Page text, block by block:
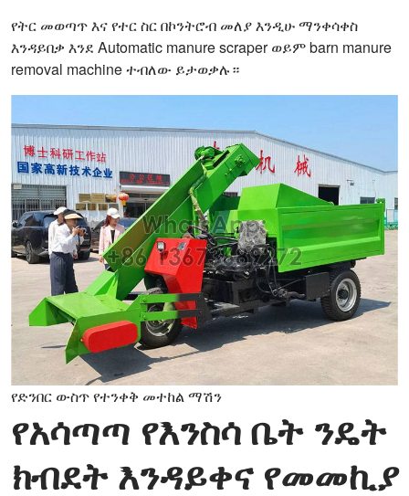
የትር መወጣጥ እና የተር ስር በኮንትሮብ መለያ እንዲሁ ማንቀሳቀስ
እንዳይበቃ እንደ Automatic manure scraper ወይም barn manure
removal machine ተብለው ይታወቃሉ።
የድንበር ውስጥ የተንቀቅ መተከል ማሽን
የአሳጣጣ የእንስሳ ቤት ንዴት
ክብደት እንዳይቀና የመመኪያ